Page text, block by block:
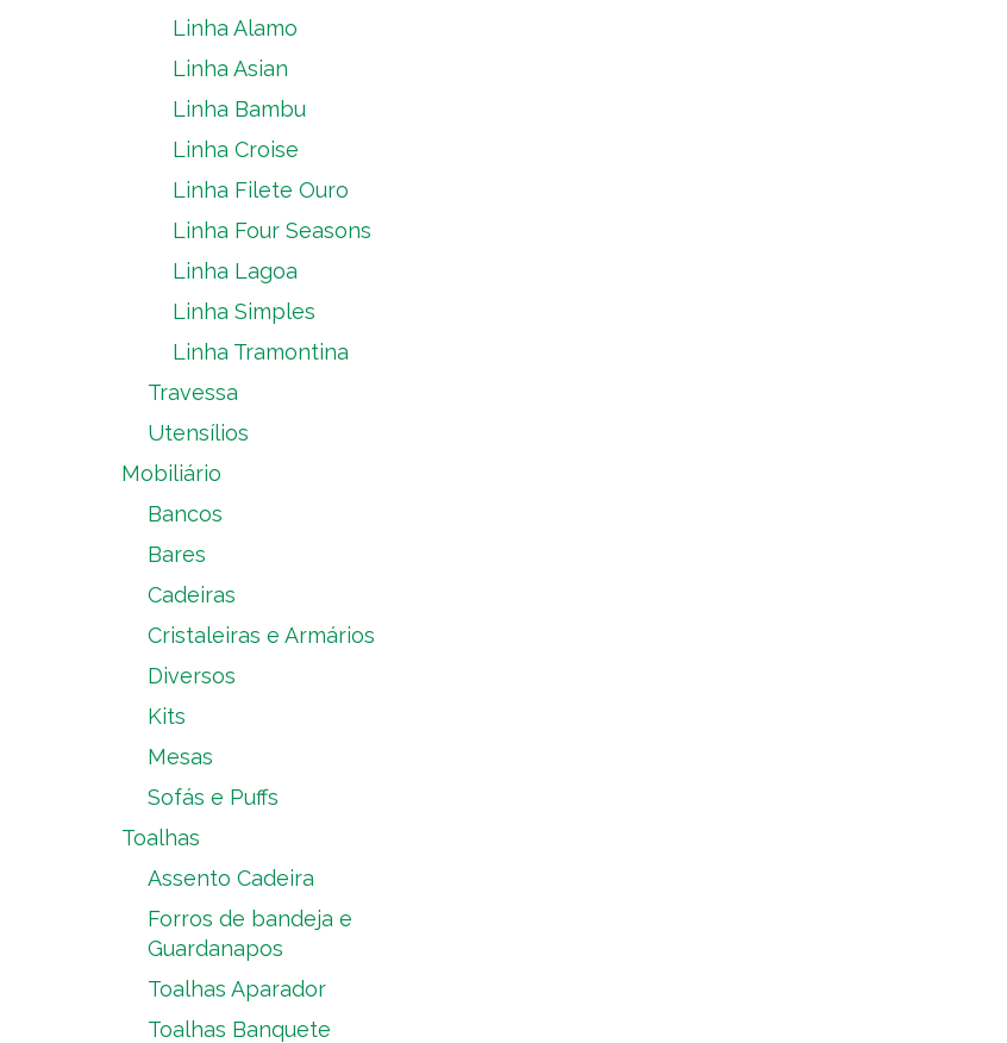
Linha Alamo
Linha Asian
Linha Bambu
Linha Croise
Linha Filete Ouro
Linha Four Seasons
Linha Lagoa
Linha Simples
Linha Tramontina
Travessa
Utensílios
Mobiliário
Bancos
Bares
Cadeiras
Cristaleiras e Armários
Diversos
Kits
Mesas
Sofás e Puffs
Toalhas
Assento Cadeira
Forros de bandeja e
Guardanapos
Toalhas Aparador
Toalhas Banquete